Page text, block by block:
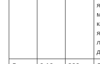
д